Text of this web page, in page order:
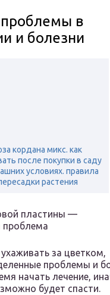
в
и болезни
кордана микс. как
после покупки в саду
условиях. правила
растения
пластины —
проблема
за цветком,
проблемы и
начать лечение,
будет спасти.